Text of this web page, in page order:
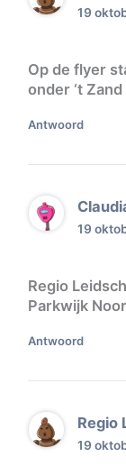
19
Op de flyer
onder ‘t
Antwoord
19
Regio
Parkwijk
Antwoord
Regio
19